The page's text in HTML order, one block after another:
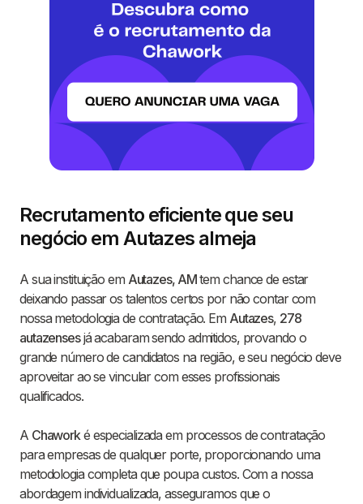
Recrutamento eficiente que seu
negócio em Autazes almeja
A sua instituição em Autazes, AMtem chance de estar
deixando passar os talentos certos por não contar com
nossa metodologia de contratação. Em Autazes, 278
autazensesjá acabaram sendo admitidos, provando o
grande número de candidatos na região, e seu negócio deve
aproveitar ao se vincular com esses profissionais
qualificados.
A Chaworké especializada em processos de contratação
para empresas de qualquer porte, proporcionando uma
metodologia completa que poupa custos. Com a nossa
abordagem individualizada, asseguramos que o